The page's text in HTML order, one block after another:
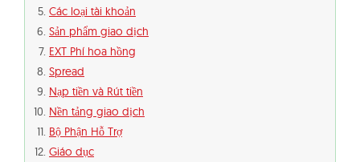
Các loại tài khoản
Sản phẩm giao dịch
EXT Phí hoa hồng
Spread
Nạp tiền và Rút tiền
Nền tảng giao dịch
Bộ Phận Hỗ Trợ
Giáo dục